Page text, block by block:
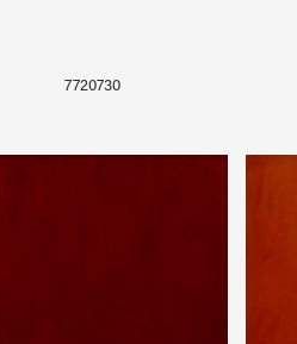
7720730